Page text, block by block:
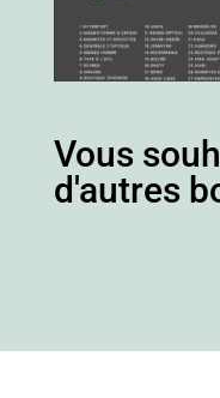
Vous
d'autres